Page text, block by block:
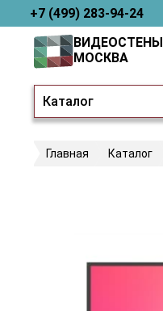
+7 (499) 283-94-24
Каталог
ВИДЕОСТЕНЫ
МОСКВА
Главная Каталог